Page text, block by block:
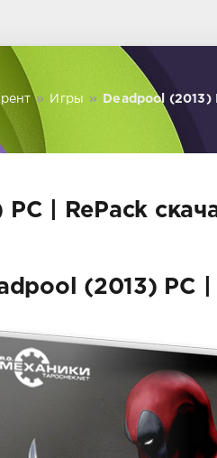
» Игры » Deadpool (2013)
| RePack
(2013) PC |